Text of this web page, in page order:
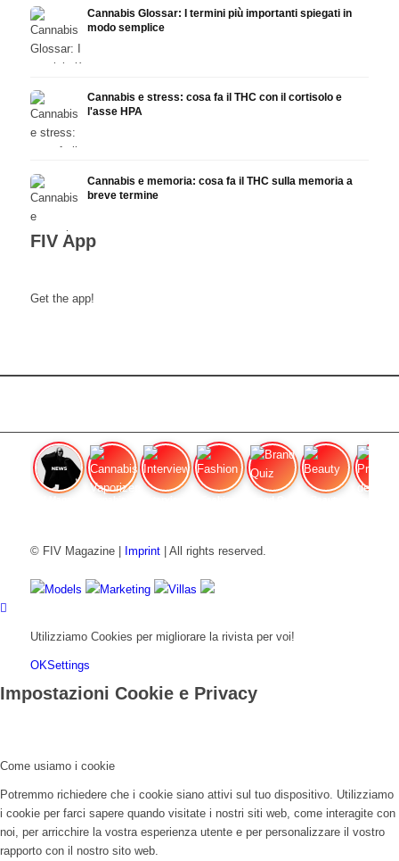
Cannabis Glossar: I termini più importanti spiegati in
modo semplice
Cannabis e stress: cosa fa il THC con il cortisolo e
l'asse HPA
Cannabis e memoria: cosa fa il THC sulla memoria a
breve termine
FIV App
Get the app!
© FIV Magazine | Imprint| All rights reserved.
Models Marketing Villas
Utilizziamo Cookies per migliorare la rivista per voi!
OKSettings
Impostazioni Cookie e Privacy
Come usiamo i cookie
Potremmo richiedere che i cookie siano attivi sul tuo dispositivo. Utilizziamo
i cookie per farci sapere quando visitate i nostri siti web, come interagite con
noi, per arricchire la vostra esperienza utente e per personalizzare il vostro
rapporto con il nostro sito web.